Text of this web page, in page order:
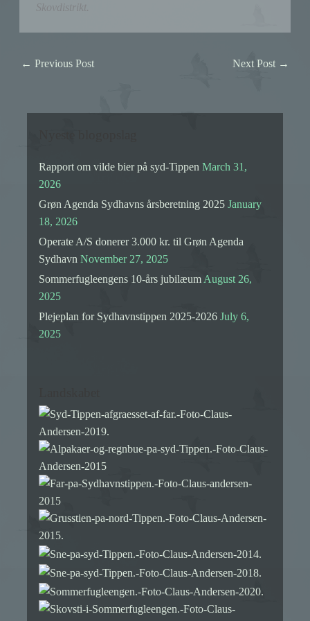
Skovdistrikt.
← Previous Post Next Post →
Rapport om vilde bier på syd-Tippen March 31,
2026
Grøn Agenda Sydhavns årsberetning 2025 January
18, 2026
Operate A/S donerer 3.000 kr. til Grøn Agenda
Sydhavn November 27, 2025
Sommerfugleengens 10-års jubilæum August 26,
2025
Plejeplan for Sydhavnstippen 2025-2026 July 6,
2025